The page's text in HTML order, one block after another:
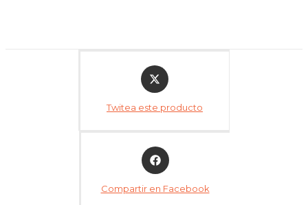
Opens
in
new
Twitea este producto
Opens
in
new
Compartir en Facebook